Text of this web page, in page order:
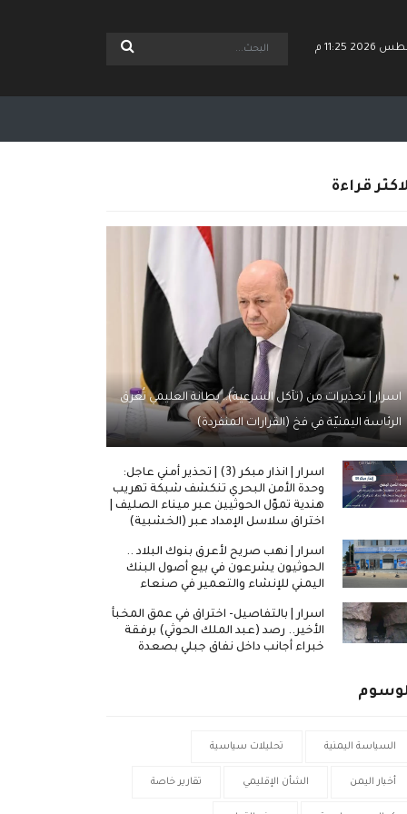
قراءة
اسرار | تحذيرات من (تآكل الشرعية).. بطانة العليمي تُغرق
الرئاسة اليمنيّة في فخ (القرارات المنفردة)
اسرار | انذار مبكر (3) | تحذير أمني عاجل:
وحدة الأمن البحري تنكشف شبكة تهريب
هندية تموّل الحوثيين عبر ميناء الصليف |
اختراق سلاسل الإمداد عبر (الخشبية)
اسرار | نهب صريح لأعرق بنوك البلاد ..
الحوثيون يشرعون في بيع أصول البنك
اليمني للإنشاء والتعمير في صنعاء
اسرار | بالتفاصيل- اختراق في عمق المخبأ
الأخير.. رصد (عبد الملك الحوثي) برفقة
خبراء أجانب داخل نفاق جبلي بصعدة
السياسة اليمنية تحليلات سياسية
أخبار اليمن الشأن الإقليمي تقارير خاصة